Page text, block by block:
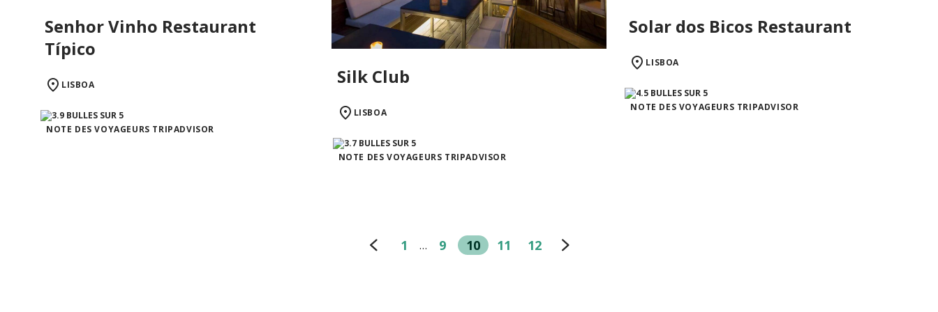
Senhor Vinho Restaurant
Típico
LISBOA
NOTE DES VOYAGEURS TRIPADVISOR
Silk Club
LISBOA
NOTE DES VOYAGEURS TRIPADVISOR
Solar dos Bicos Restaurant
LISBOA
NOTE DES VOYAGEURS TRIPADVISOR
1 … 9 10 11 12